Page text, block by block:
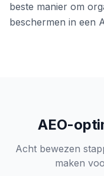
beste manier om
beschermen in een
AEO-
Acht bewezen
maken